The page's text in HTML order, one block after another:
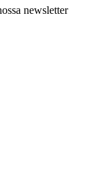
newsletter